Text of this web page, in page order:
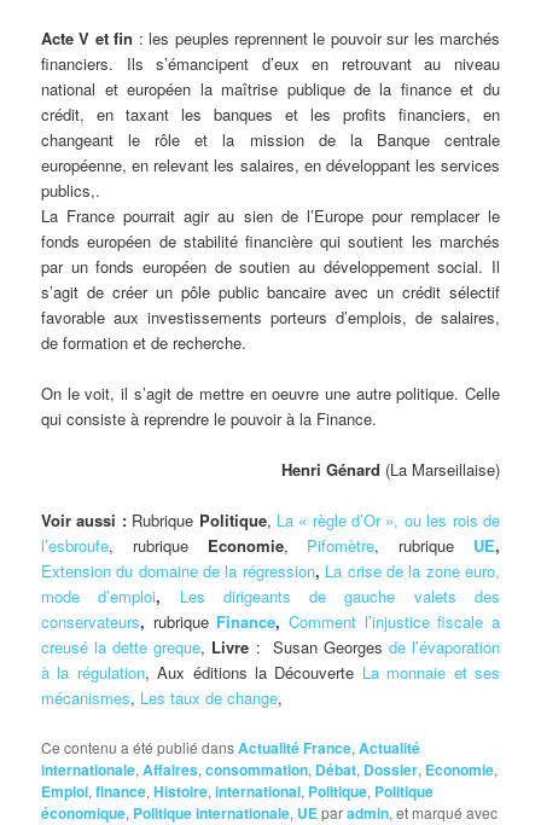
Acte V et fin : les peuples reprennent le pouvoir sur les marchés
financiers. Ils s’émancipent d’eux en retrouvant au niveau
national et européen la maîtrise publique de la finance et du
crédit, en taxant les banques et les profits financiers, en
changeant le rôle et la mission de la Banque centrale
européenne, en relevant les salaires, en développant les services
publics,.
La France pourrait agir au sien de l’Europe pour remplacer le
fonds européen de stabilité financière qui soutient les marchés
par un fonds européen de soutien au développement social. Il
s’agit de créer un pôle public bancaire avec un crédit sélectif
favorable aux investissements porteurs d’emplois, de salaires,
de formation et de recherche.
On le voit, il s’agit de mettre en oeuvre une autre politique. Celle
qui consiste à reprendre le pouvoir à la Finance.
Henri Génard (La Marseillaise)
Voir aussi : Rubrique Politique, La « règle d’Or », ou les rois de
l’esbroufe, rubrique Economie, Pifomètre, rubrique UE,
Extension du domaine de la régression, La crise de la zone euro,
mode d’emploi, Les dirigeants de gauche valets des
conservateurs, rubriqueFinance,Comment l’injustice fiscale a
creusé la dette greque, Livre : Susan Georges de l’évaporation
à la régulation, Aux éditions la Découverte La monnaie et ses
mécanismes, Les taux de change,
Ce contenu a été publié dansActualité France,Actualité
internationale,Affaires,consommation, Débat, Dossier, Economie,
Emploi,finance,Histoire,international, Politique, Politique
économique, Politique internationale, UEparadmin, et marqué avec